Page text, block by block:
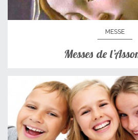
MESSE
Messes de